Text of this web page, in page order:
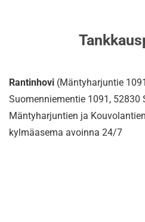
Rantinhovi (Mäntyharjuntie
Suomenniementie 1091,
Mäntyharjuntien ja
kylmäasema avoinna 24/7